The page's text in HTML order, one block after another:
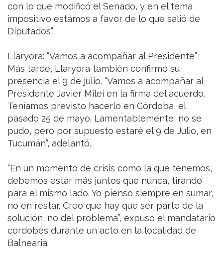
con lo que modificó el Senado, y en el tema
impositivo estamos a favor de lo que salió de
Diputados”.
Llaryora: “Vamos a acompañar al Presidente”
Más tarde, Llaryora también confirmó su
presencia el 9 de julio. “Vamos a acompañar al
Presidente Javier Milei en la firma del acuerdo.
Teníamos previsto hacerlo en Córdoba, el
pasado 25 de mayo. Lamentablemente, no se
pudo, pero por supuesto estaré el 9 de Julio, en
Tucumán”, adelantó.
“En un momento de crisis como la que tenemos,
debemos estar más juntos que nunca, tirando
para el mismo lado. Yo pienso siempre en sumar,
no en restar. Creo que hay que ser parte de la
solución, no del problema”, expuso el mandatario
cordobés durante un acto en la localidad de
Balnearia.